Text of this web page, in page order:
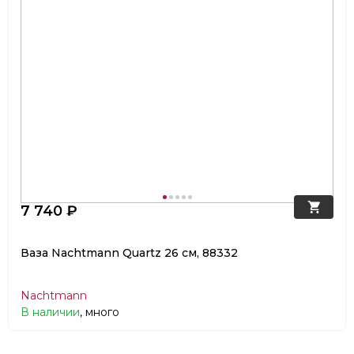
7 740 ₽
Ваза Nachtmann Quartz 26 см, 88332
Nachtmann
В наличии, много